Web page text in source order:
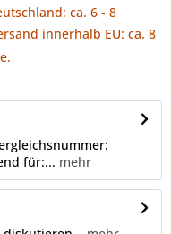
ca. 6 - 8
innerhalb EU: ca. 8
für:... mehr